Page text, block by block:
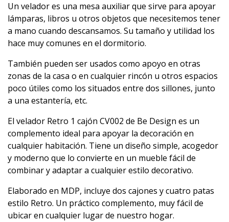
Un velador es una mesa auxiliar que sirve para apoyar
lámparas, libros u otros objetos que necesitemos tener
a mano cuando descansamos. Su tamaño y utilidad los
hace muy comunes en el dormitorio.
También pueden ser usados como apoyo en otras
zonas de la casa o en cualquier rincón u otros espacios
poco útiles como los situados entre dos sillones, junto
a una estantería, etc.
El velador Retro 1 cajón CV002 de Be Design es un
complemento ideal para apoyar la decoración en
cualquier habitación. Tiene un diseño simple, acogedor
y moderno que lo convierte en un mueble fácil de
combinar y adaptar a cualquier estilo decorativo.
Elaborado en MDP, incluye dos cajones y cuatro patas
estilo Retro. Un práctico complemento, muy fácil de
ubicar en cualquier lugar de nuestro hogar.